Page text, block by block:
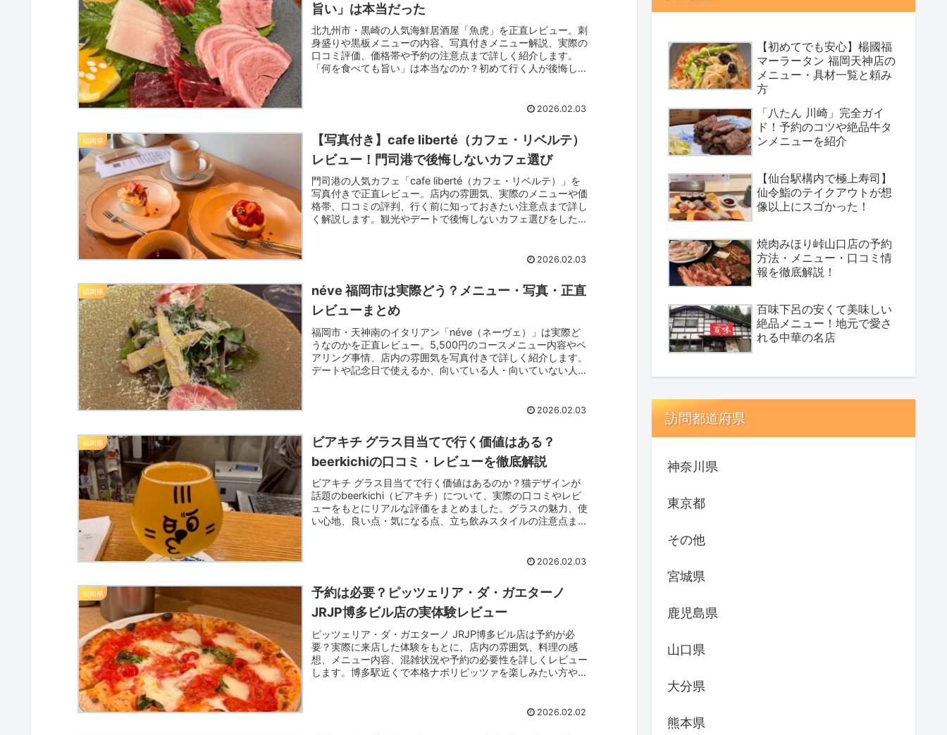
旨い」は本当だった
北九州市・黒崎の人気海鮮居酒屋「魚虎」を正直レビュー。刺
身盛りや黒板メニューの内容、写真付きメニュー解説、実際の
口コミ評価、価格帯や予約の注意点まで詳しく紹介します。
「何を食べても旨い」は本当なのか？初めて行く人が後悔しな
2026.02.03
福岡県
【写真付き】cafe liberté（カフェ・リベルテ）
レビュー！門司港で後悔しないカフェ選び
門司港の人気カフェ「cafe liberté（カフェ・リベルテ）」を
写真付きで正直レビュー。店内の雰囲気、実際のメニューや価
格帯、口コミの評判、行く前に知っておきたい注意点まで詳し
く解説します。観光やデートで後悔しないカフェ選びをしたい
2026.02.03
福岡県
néve 福岡市は実際どう？メニュー・写真・正直
レビューまとめ
福岡市・天神南のイタリアン「néve（ネーヴェ）」は実際ど
うなのかを正直レビュー。5,500円のコースメニュー内容やペ
アリング事情、店内の雰囲気を写真付きで詳しく紹介します。
デートや記念日で使えるか、向いている人・向いていない人ま
2026.02.03
福岡県
ビアキチ グラス目当てで行く価値はある？
beerkichiの口コミ・レビューを徹底解説
ビアキチ グラス目当てで行く価値はあるのか？猫デザインが
話題のbeerkichi（ビアキチ）について、実際の口コミやレビ
ューをもとにリアルな評価をまとめました。グラスの魅力、使
い心地、良い点・気になる点、立ち飲みスタイルの注意点まで
2026.02.03
福岡県
予約は必要？ピッツェリア・ダ・ガエターノ
JRJP博多ビル店の実体験レビュー
ピッツェリア・ダ・ガエターノ JRJP博多ビル店は予約が必
要？実際に来店した体験をもとに、店内の雰囲気、料理の感
想、メニュー内容、混雑状況や予約の必要性を詳しくレビュー
します。博多駅近くで本格ナポリピッツァを楽しみたい方や、
2026.02.02
【初めてでも安心】楊國福
マーラータン 福岡天神店の
メニュー・具材一覧と頼み
方
「八たん 川崎」完全ガイ
ド！予約のコツや絶品牛タ
ンメニューを紹介
【仙台駅構内で極上寿司】
仙令鮨のテイクアウトが想
像以上にスゴかった！
焼肉みほり峠山口店の予約
方法・メニュー・口コミ情
報を徹底解説！
百味下呂の安くて美味しい
絶品メニュー！地元で愛さ
れる中華の名店
訪問都道府県
神奈川県
東京都
その他
宮城県
鹿児島県
山口県
大分県
熊本県